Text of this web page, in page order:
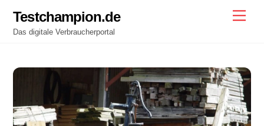
content
Testchampion.de
Das digitale Verbraucherportal